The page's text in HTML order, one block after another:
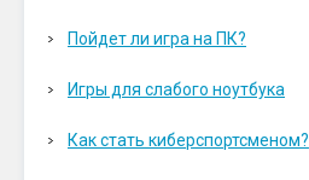
Пойдет ли игра на ПК?
Игры для слабого ноутбука
Как стать киберспортсменом?